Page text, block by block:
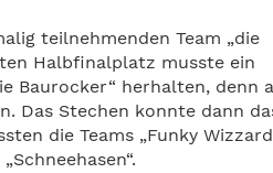
teilnehmenden Team „die
Halbfinalplatz musste ein
Baurocker“ herhalten, denn
Das Stechen konnte dann
die Teams „Funky